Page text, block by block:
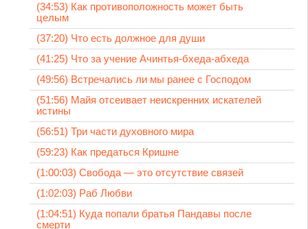
(34:53) Как противоположность может быть
целым
(37:20) Что есть должное для души
(41:25) Что за учение Ачинтья-бхеда-абхеда
(49:56) Встречались ли мы ранее с Господом
(51:56) Майя отсеивает неискренних искателей
истины
(56:51) Три части духовного мира
(59:23) Как предаться Кришне
(1:00:03) Свобода — это отсутствие связей
(1:02:03) Раб Любви
(1:04:51) Куда попали братья Пандавы после
смерти